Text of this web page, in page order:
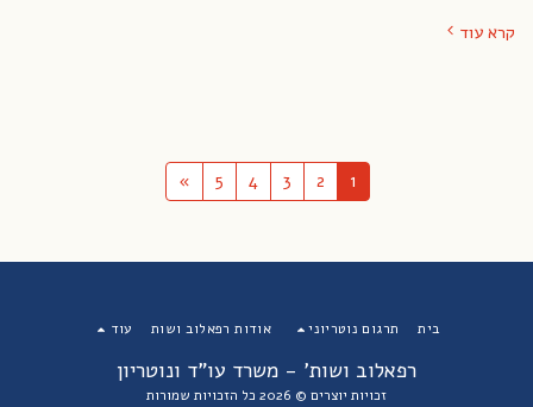
קרא עוד
1
2
3
4
5
»
רפאלוב ושות' - משרד עו"ד ונוטריון
זכויות יוצרים © 2026 כל הזכויות שמורות
בית תרגום נוטריוני אודות רפאלוב ושות עוד